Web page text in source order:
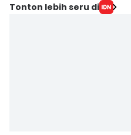
Tonton lebih seru di